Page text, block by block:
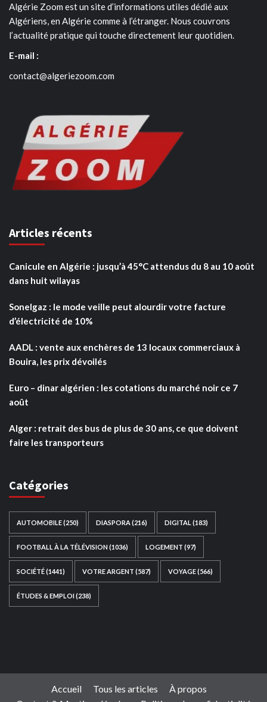
Algérie Zoom est un site d’informations utiles dédié aux
Algériens, en Algérie comme à l’étranger. Nous couvrons
l’actualité pratique qui touche directement leur quotidien.
E-mail :
contact@algeriezoom.com
Articles récents
Canicule en Algérie : jusqu’à 45°C attendus du 8 au 10 août
dans huit wilayas
Sonelgaz : le mode veille peut alourdir votre facture
d’électricité de 10%
AADL : vente aux enchères de 13 locaux commerciaux à
Bouira, les prix dévoilés
Euro – dinar algérien : les cotations du marché noir ce 7
août
Alger : retrait des bus de plus de 30 ans, ce que doivent
faire les transporteurs
Catégories
AUTOMOBILE(250) DIASPORA (216) DIGITAL (183)
FOOTBALL À LA TÉLÉVISION(1036) LOGEMENT (97)
SOCIÉTÉ(1441) VOTRE ARGENT (587) VOYAGE(566)
ÉTUDES & EMPLOI(238)
Accueil Tous les articles
À propos